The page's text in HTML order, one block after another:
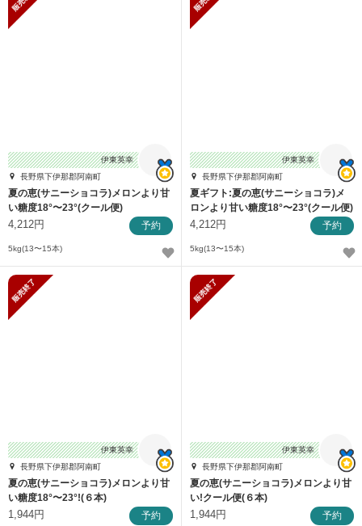
伊東英幸
長野県下伊那郡阿南町
夏の恵(サニーショコラ)メロンより甘
い糖度18°〜23°(クール便)
4,212円 予約
5kg(13〜15本)
伊東英幸
長野県下伊那郡阿南町
夏ギフト:夏の恵(サニーショコラ)メ
ロンより甘い糖度18°〜23°(クール便)
4,212円 予約
5kg(13〜15本)
伊東英幸
長野県下伊那郡阿南町
夏の恵(サニーショコラ)メロンより甘
い糖度18°〜23°!(６本)
1,944円 予約
伊東英幸
長野県下伊那郡阿南町
夏の恵(サニーショコラ)メロンより甘
い!クール便(６本)
1,944円 予約